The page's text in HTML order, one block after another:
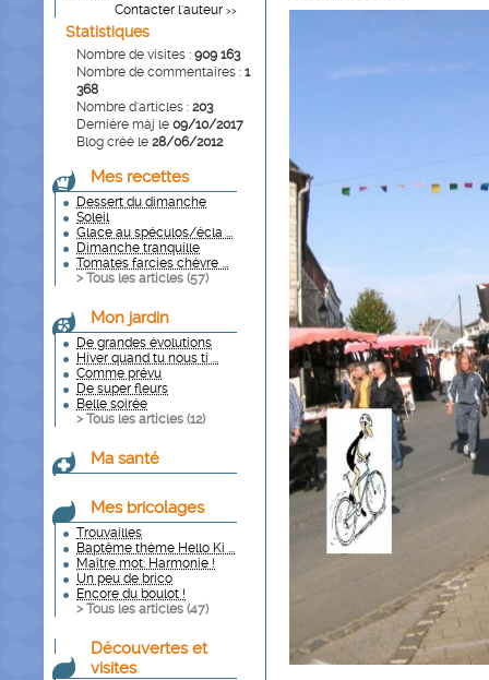
Contacter l'auteur >>
Statistiques
Nombre de visites : 909 163
Nombre de commentaires : 1
368
Nombre d'articles : 203
Dernière màj le 09/10/2017
Blog créé le 28/06/2012
Mes recettes
Dessert du dimanche
Soleil
Glace au spéculos/écla ...
Dimanche tranquille
Tomates farcies chèvre ...
> Tous les articles (57)
Mon jardin
De grandes évolutions
Hiver quand tu nous ti ...
Comme prévu
De super fleurs
Belle soirée
> Tous les articles (12)
Ma santé
Mes bricolages
Trouvailles
Baptême thème Hello Ki ...
Maître mot: Harmonie !
Un peu de brico
Encore du boulot !
> Tous les articles (47)
Découvertes et
visites